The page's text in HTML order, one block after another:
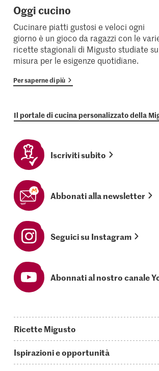
Oggi cucino
Cucinare piatti gustosi e veloci ogni
giorno è un gioco da ragazzi con le
ricette stagionali di Migusto studiate su
misura per le esigenze quotidiane.
Per saperne di più
Il portale di cucina personalizzato della
Iscriviti subito
Abbonati alla newsletter
Seguici su Instagram
Abonnati al nostro canale
Ricette Migusto
Oggi cucino
Ispirazioni e opportunità